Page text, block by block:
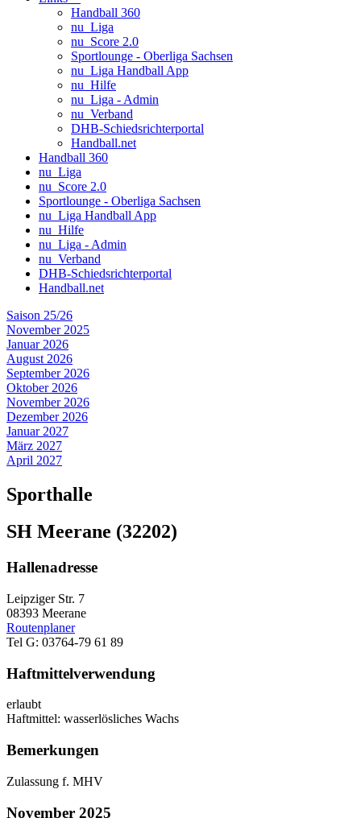
Handball 360
nu_Liga
nu_Score 2.0
Sportlounge - Oberliga Sachsen
nu_Liga Handball App
nu_Hilfe
nu_Liga - Admin
nu_Verband
DHB-Schiedsrichterportal
Handball.net
Handball 360
nu_Liga
nu_Score 2.0
Sportlounge - Oberliga Sachsen
nu_Liga Handball App
nu_Hilfe
nu_Liga - Admin
nu_Verband
DHB-Schiedsrichterportal
Handball.net
Saison 25/26
November 2025
Januar 2026
August 2026
September 2026
Oktober 2026
November 2026
Dezember 2026
Januar 2027
März 2027
April 2027
Sporthalle
SH Meerane (32202)
Hallenadresse
Leipziger Str. 7
08393 Meerane
Routenplaner
Tel G: 03764-79 61 89
Haftmittelverwendung
erlaubt
Haftmittel: wasserlösliches Wachs
Bemerkungen
Zulassung f. MHV
November 2025